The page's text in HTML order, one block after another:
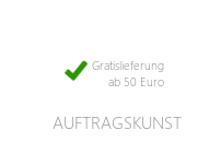
Gratislieferung
ab 50 Euro
AUFTRAGSKUNST